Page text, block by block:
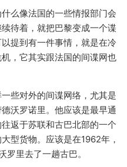
么像法国的一些情报部门会
待着，就把巴黎变成一个谍
提到有一件事情，就是在冷
，它其实跟法国的间谍网也
些对外的间谍网络，尤其是
沃罗诺里。他应该是最早通
返于苏联和古巴北部的一个
型货物。应该是在1962年，
罗里去了一趟古巴。